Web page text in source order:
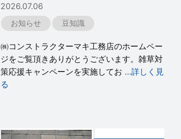
2026.07.06
お知らせ 豆知識
㈱コンストラクターマキ工務店のホームペー
ジをご覧頂きありがとうございます。雑草対
策応援キャンペーンを実施してお …詳しく見
る